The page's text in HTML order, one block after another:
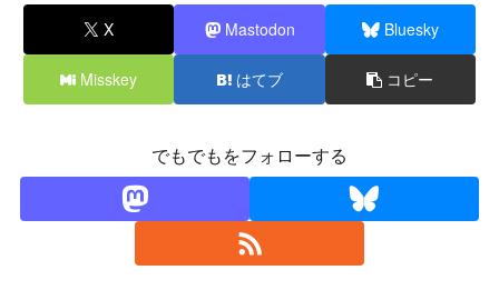
X Mastodon Bluesky
Misskey はてブ コピー
でもでもをフォローする